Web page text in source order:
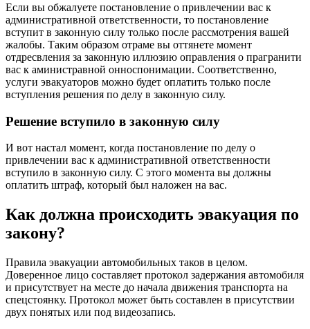
Если вы обжалуете постановление о привлечении вас к
административной ответственности, то постановление
вступит в законную силу только после рассмотрения вашей
жалобы. Таким образом отраме вы оттянете момент
отдресвления за законную иллюзию оправления о прагранити
вас к аминистравной онноспонимации. Соответственно,
услуги эвакуаторов можно будет оплатить только после
вступления решения по делу в законную силу.
Решение вступило в законную силу
И вот настал момент, когда постановление по делу о
привлечении вас к административной ответственности
вступило в законную силу. С этого момента вы должны
оплатить штраф, который был наложен на вас.
Как должна происходить эвакуация по
закону?
Правила эвакуации автомобильных таков в целом.
Доверенное лицо составляет протокол задержания автомобиля
и присутствует на месте до начала движения транспорта на
спецстоянку. Протокол может быть составлен в присутствии
двух понятых или под видеозапись.